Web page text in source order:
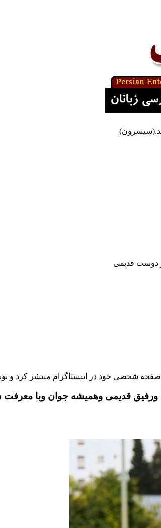
دوست قدیمی
صفحه شخصی خود در اینستاگرام منتشر کرد و
قديمى وهميشه جوان وبا معرفت